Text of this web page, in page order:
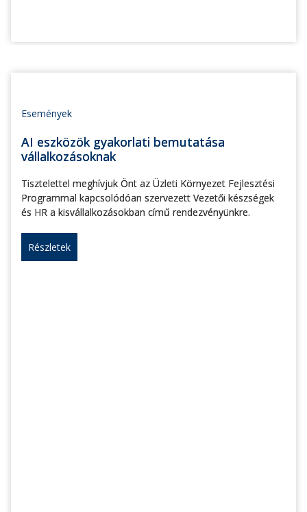
Események
AI eszközök gyakorlati bemutatása
vállalkozásoknak
Tisztelettel meghívjuk Önt az Üzleti Környezet Fejlesztési
Programmal kapcsolódóan szervezett Vezetői készségek
és HR a kisvállalkozásokban című rendezvényünkre.
Részletek